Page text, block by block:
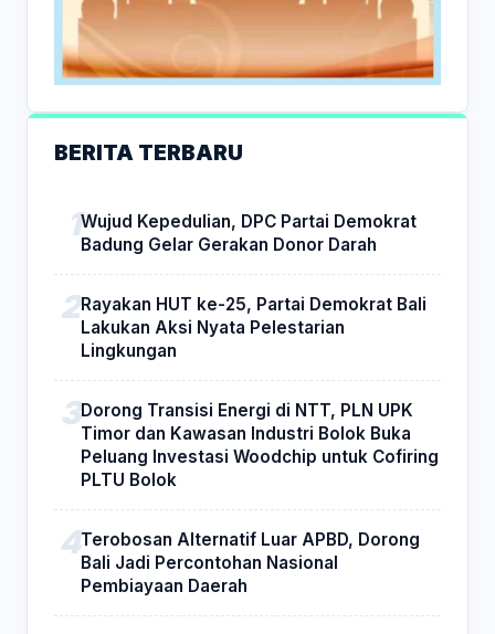
BERITA TERBARU
Wujud Kepedulian, DPC Partai Demokrat
Badung Gelar Gerakan Donor Darah
Rayakan HUT ke-25, Partai Demokrat Bali
Lakukan Aksi Nyata Pelestarian
Lingkungan
Dorong Transisi Energi di NTT, PLN UPK
Timor dan Kawasan Industri Bolok Buka
Peluang Investasi Woodchip untuk Cofiring
PLTU Bolok
Terobosan Alternatif Luar APBD, Dorong
Bali Jadi Percontohan Nasional
Pembiayaan Daerah